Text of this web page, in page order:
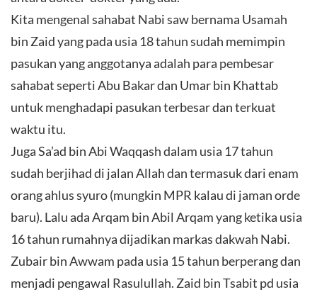
Kita mengenal sahabat Nabi saw bernama Usamah
bin Zaid yang pada usia 18 tahun sudah memimpin
pasukan yang anggotanya adalah para pembesar
sahabat seperti Abu Bakar dan Umar bin Khattab
untuk menghadapi pasukan terbesar dan terkuat
waktu itu.
Juga Sa’ad bin Abi Waqqash dalam usia 17 tahun
sudah berjihad di jalan Allah dan termasuk dari enam
orang ahlus syuro (mungkin MPR kalau di jaman orde
baru). Lalu ada Arqam bin Abil Arqam yang ketika usia
16 tahun rumahnya dijadikan markas dakwah Nabi.
Zubair bin Awwam pada usia 15 tahun berperang dan
menjadi pengawal Rasulullah. Zaid bin Tsabit pd usia